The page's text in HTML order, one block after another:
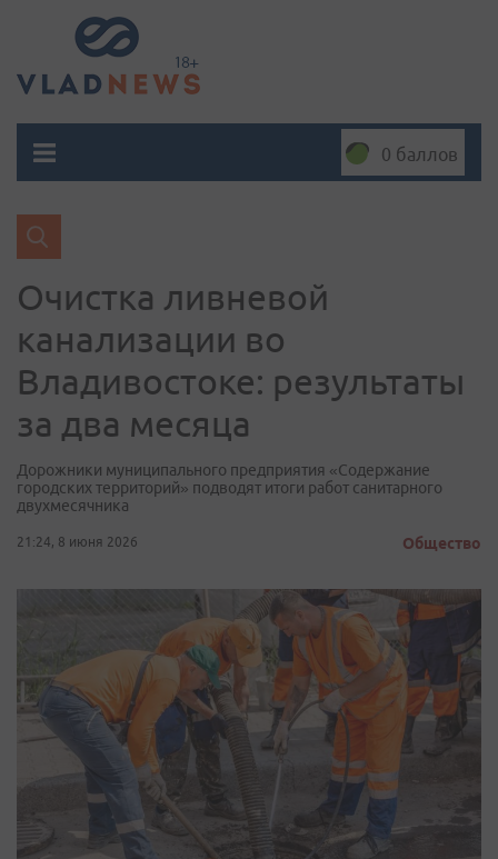
0 баллов
Очистка ливневой
канализации во
Владивостоке: результаты
за два месяца
Дорожники муниципального предприятия «Содержание
городских территорий» подводят итоги работ санитарного
двухмесячника
21:24, 8 июня 2026 Общество